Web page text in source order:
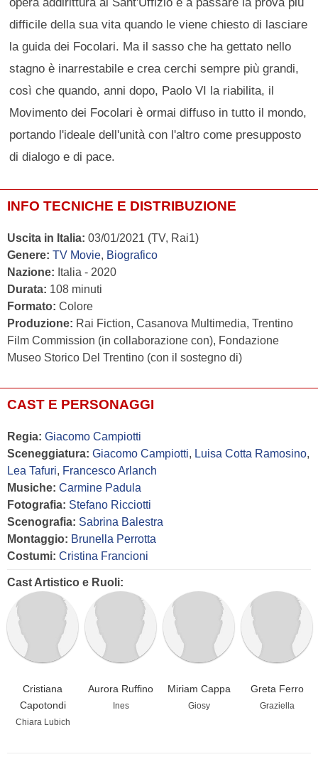
difficile della sua vita quando le viene chiesto di lasciare
la guida dei Focolari. Ma il sasso che ha gettato nello
stagno è inarrestabile e crea cerchi sempre più grandi,
così che quando, anni dopo, Paolo VI la riabilita, il
Movimento dei Focolari è ormai diffuso in tutto il mondo,
portando l'ideale dell'unità con l'altro come presupposto
di dialogo e di pace.
INFO TECNICHE E DISTRIBUZIONE
Uscita in Italia: 03/01/2021 (TV, Rai1)
Genere: TV Movie, Biografico
Nazione: Italia - 2020
Durata: 108 minuti
Formato: Colore
Produzione: Rai Fiction, Casanova Multimedia, Trentino
Film Commission (in collaborazione con), Fondazione
Museo Storico Del Trentino (con il sostegno di)
CAST E PERSONAGGI
Regia: Giacomo Campiotti
Sceneggiatura: Giacomo Campiotti, Luisa Cotta Ramosino,
Lea Tafuri, Francesco Arlanch
Musiche: Carmine Padula
Fotografia: Stefano Ricciotti
Scenografia: Sabrina Balestra
Montaggio: Brunella Perrotta
Costumi: Cristina Francioni
Cast Artistico e Ruoli:
Cristiana
Capotondi
Chiara Lubich
Aurora Ruffino
Ines
Miriam Cappa
Giosy
Greta Ferro
Graziella